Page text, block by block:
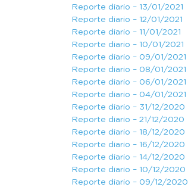
Reporte diario – 13/01/2021
Reporte diario – 12/01/2021
Reporte diario – 11/01/2021
Reporte diario – 10/01/2021
Reporte diario – 09/01/2021
Reporte diario – 08/01/2021
Reporte diario – 06/01/2021
Reporte diario – 04/01/2021
Reporte diario – 31/12/2020
Reporte diario – 21/12/2020
Reporte diario – 18/12/2020
Reporte diario – 16/12/2020
Reporte diario – 14/12/2020
Reporte diario – 10/12/2020
Reporte diario – 09/12/2020